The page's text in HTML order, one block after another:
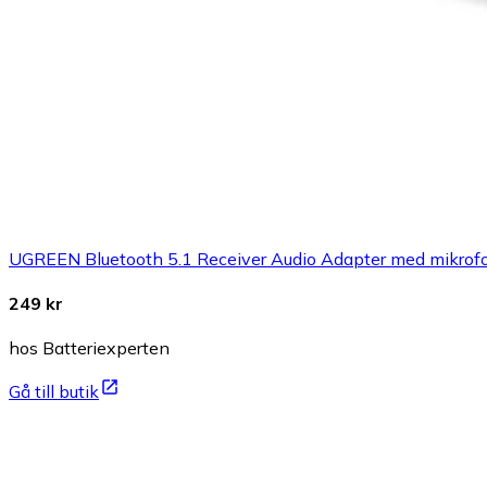
UGREEN Bluetooth 5.1 Receiver Audio Adapter med
249 kr
hos Batteriexperten
Gå till butik